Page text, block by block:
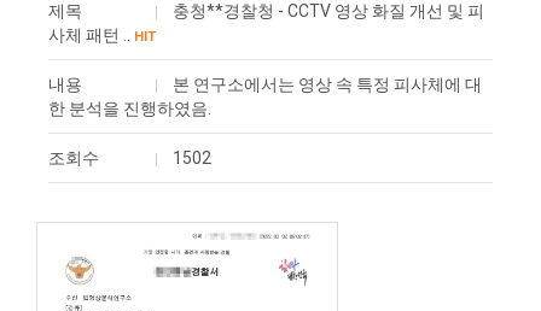
제목
충청**경찰청 - CCTV 영상 화질 개선 및 피
사체 패턴 ..
HIT
내용
본 연구소에서는 영상 속 특정 피사체에 대
한 분석을 진행하였음.
조회수 1502